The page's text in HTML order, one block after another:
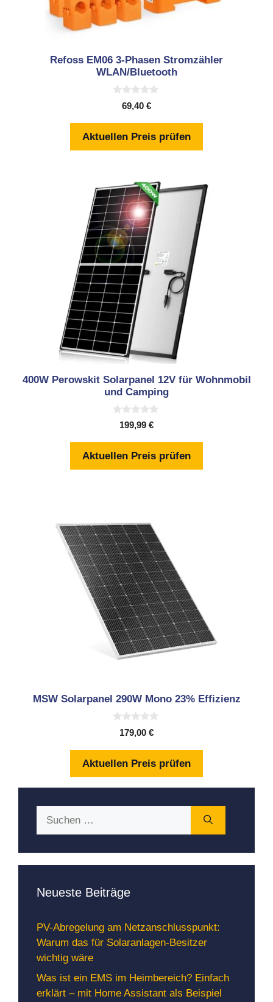
Refoss EM06 3-Phasen Stromzähler
WLAN/Bluetooth
5
69,40 €
Aktuellen Preis prüfen
400W Perowskit Solarpanel 12V für Wohnmobil
und Camping
5
199,99 €
Aktuellen Preis prüfen
MSW Solarpanel 290W Mono 23% Effizienz
5
179,00 €
Aktuellen Preis prüfen
Neueste Beiträge
PV-Abregelung am Netzanschlusspunkt:
Warum das für Solaranlagen-Besitzer
wichtig wäre
Was ist ein EMS im Heimbereich? Einfach
erklärt – mit Home Assistant als Beispiel